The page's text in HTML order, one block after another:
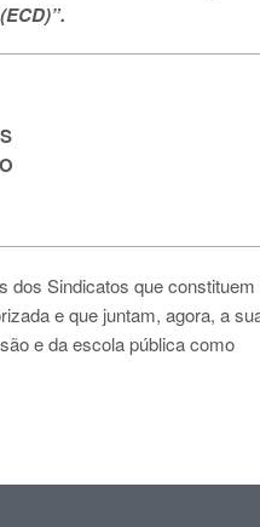
dos Sindicatos que constituem
e que juntam, agora, a
e da escola pública como